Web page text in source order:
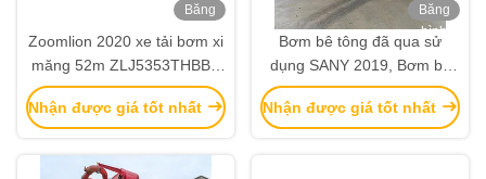
Băng
Zoomlion 2020 xe tải bơm xi
măng 52m ZLJ5353THBBE
với khung gầm Benz
Nhận được giá tốt nhất
Băng
hình
Bơm bê tông đã qua sử
dụng SANY 2019, Bơm bê
tông gắn trên xe tải 52 mét
Nhận được giá tốt nhất